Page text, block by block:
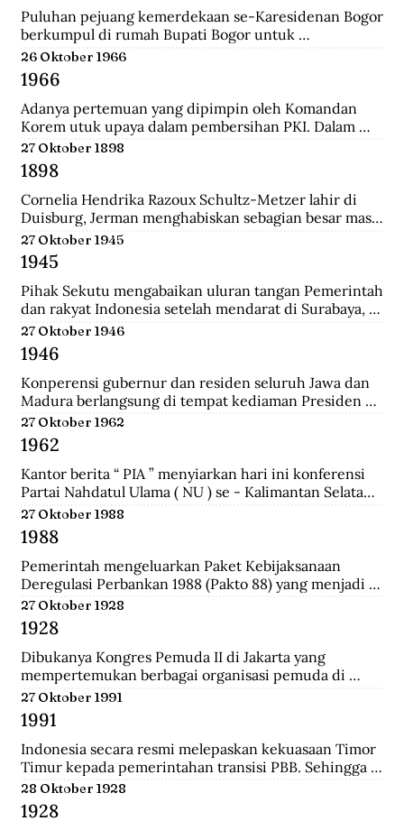
Puluhan pejuang kemerdekaan se-Karesidenan Bogor
berkumpul di rumah Bupati Bogor untuk
menyepakati gedung di Jalan Cikeumeuh sebagai
Museum Perjoangan.
26 Oktober 1966
1966
Adanya pertemuan yang dipimpin oleh Komandan
Korem utuk upaya dalam pembersihan PKI. Dalam
pertemuan ini mengubah jumlah wakil dari kedua
golongan yakni 27 dari Golongan Politik dan 21 dari
Golongan Karya.
27 Oktober 1898
1898
Cornelia Hendrika Razoux Schultz-Metzer lahir di
Duisburg, Jerman menghabiskan sebagian besar masa
kecilnya di Arnhem. Dia mengenyam pendidikan di
Kweekschool untuk menjadi guru. Keputusan
Pemerintah Kolonial untuk mengangkat Cornelia
sebagai anggota Dewan Rakyat memancing protes
para perempuan Indonesia.  Para perempuan
menginginkan seorang wakil perempuan Indonesia di
Volksraad. Tapi alih-alih memilih perempuan
Indonesia, pemerintah Belanda menunjuk seorang
perempuan Belanda yang aktif di organisasi
perempuan sayap IEV.
27 Oktober 1945
1945
Pihak Sekutu mengabaikan uluran tangan Pemerintah
dan rakyat Indonesia setelah mendarat di Surabaya,
dan menyerbu penjara Republik untuk membebaskan
perwira-perwira Sekutu dan pegawai RAPWI (Relief
of Allied Prisoners of War and Internees) yang
ditawan Republik.
27 Oktober 1946
1946
Konperensi gubernur dan residen seluruh Jawa dan
Madura berlangsung di tempat kediaman Presiden
Sukarno hari ini di Yogyakarta. Konperensi
membicarakan masalah kerjasama yang lebih erat
antara pemerintah dan pihak swasta.a setelah
mendarat di Surabaya, dan menyerbu penjara
Republik untuk membebaskan perwira-perwira
Sekutu dan pegawai RAPWI (Relief of Allied Prisoners
of War and Internees) yang ditawan Republik.
27 Oktober 1962
1962
Kantor berita “ PIA ” menyiarkan hari ini konferensi
Partai Nahdatul Ulama ( NU ) se - Kalimantan Selatan
meminta kepada Presiden Sukarno supaya mengubah
status Keadaan Darurat Militer menjadi Keadaan
Darurat Sipil di Kalsel.
27 Oktober 1988
1988
Pemerintah mengeluarkan Paket Kebijaksanaan
Deregulasi Perbankan 1988 (Pakto 88) yang menjadi
titik balik dari berbagai kebijaksanaan penertiban
perbankan 1971-1972. Salah satu fundamental dalam
dalam Pakto 88 adalah perijinan untuk bank devisa
yang hanya mensyaratkan tingkat kesehatan dan aset
bank telah mencapai minimal Rp. 100 juta.
27 Oktober 1928
1928
Dibukanya Kongres Pemuda II di Jakarta yang
mempertemukan berbagai organisasi pemuda di
seluruh Hindia Belanda. Dari kongres ini melahirkan
Sumpah Pemuda.
27 Oktober 1991
1991
Indonesia secara resmi melepaskan kekuasaan Timor
Timur kepada pemerintahan transisi PBB. Sehingga
kini wilayah tersebut bukan lagi bagian dari provinsi
Indonesia.
28 Oktober 1928
1928